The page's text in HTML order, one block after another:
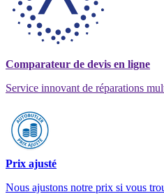
Comparateur de devis en ligne
Service innovant de réparations
Prix ajusté
Nous ajustons notre prix si vous